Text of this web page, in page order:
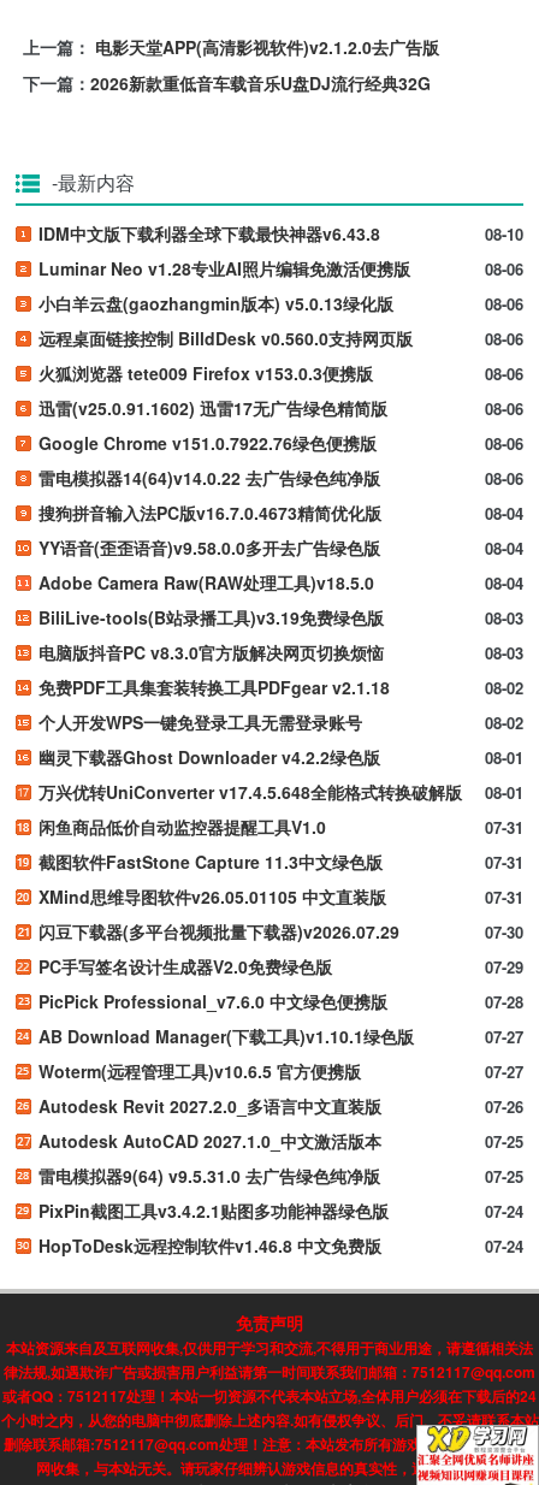
上一篇： 电影天堂APP(高清影视软件)v2.1.2.0去广告版
下一篇： 2026新款重低音车载音乐U盘DJ流行经典32G
-最新内容
08-10
IDM中文版下载利器全球下载最快神器v6.43.8
08-06
Luminar Neo v1.28专业AI照片编辑免激活便携版
08-06
小白羊云盘(gaozhangmin版本) v5.0.13绿化版
08-06
远程桌面链接控制 BilldDesk v0.560.0支持网页版
08-06
火狐浏览器 tete009 Firefox v153.0.3便携版
08-06
迅雷(v25.0.91.1602) 迅雷17无广告绿色精简版
08-06
Google Chrome v151.0.7922.76绿色便携版
08-06
雷电模拟器14(64)v14.0.22 去广告绿色纯净版
08-04
搜狗拼音输入法PC版v16.7.0.4673精简优化版
08-04
YY语音(歪歪语音)v9.58.0.0多开去广告绿色版
08-04
Adobe Camera Raw(RAW处理工具)v18.5.0
08-03
BiliLive-tools(B站录播工具)v3.19免费绿色版
08-03
电脑版抖音PC v8.3.0官方版解决网页切换烦恼
08-02
免费PDF工具集套装转换工具PDFgear v2.1.18
08-02
个人开发WPS一键免登录工具无需登录账号
08-01
幽灵下载器Ghost Downloader v4.2.2绿色版
08-01
万兴优转UniConverter v17.4.5.648全能格式转换破解版
07-31
闲鱼商品低价自动监控器提醒工具V1.0
07-31
截图软件FastStone Capture 11.3中文绿色版
07-31
XMind思维导图软件v26.05.01105 中文直装版
07-30
闪豆下载器(多平台视频批量下载器)v2026.07.29
07-29
PC手写签名设计生成器V2.0免费绿色版
07-28
PicPick Professional_v7.6.0 中文绿色便携版
07-27
AB Download Manager(下载工具)v1.10.1绿色版
07-27
Woterm(远程管理工具)v10.6.5 官方便携版
07-26
Autodesk Revit 2027.2.0_多语言中文直装版
07-25
Autodesk AutoCAD 2027.1.0_中文激活版本
07-25
雷电模拟器9(64) v9.5.31.0 去广告绿色纯净版
07-24
PixPin截图工具v3.4.2.1贴图多功能神器绿色版
07-24
HopToDesk远程控制软件v1.46.8 中文免费版
免责声明
本站资源来自及互联网收集,仅供用于学习和交流,不得用于商业用途，请遵循相关法
律法规,如遇欺诈广告或损害用户利益请第一时间联系我们邮箱：7512117@qq.com
或者QQ：7512117处理！本站一切资源不代表本站立场,全体用户必须在下载后的24
个小时之内，从您的电脑中彻底删除上述内容.如有侵权争议、后门、不妥请联系本站
删除联系邮箱:7512117@qq.com处理！注意：本站发布所有游戏信息，均来自互联
网收集，与本站无关。请玩家仔细辨认游戏信息的真实性，避免上当受骗!